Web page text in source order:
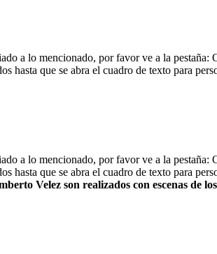
a lo mencionado, por favor ve a la pestaña:
hasta que se abra el cuadro de texto para
a lo mencionado, por favor ve a la pestaña:
hasta que se abra el cuadro de texto para
Velez son realizados con escenas de